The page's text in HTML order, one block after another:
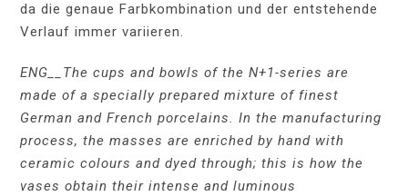
da die genaue Farbkombination und der entstehende
Verlauf immer variieren.
ENG__ The cups and bowls of the N+1-series are
made of a specially prepared mixture of finest
German and French porcelains. In the manufacturing
process, the masses are enriched by hand with
ceramic colours and dyed through; this is how the
vases obtain their intense and luminous